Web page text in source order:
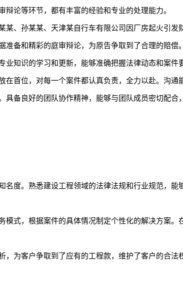
论等环节，都有丰富的经验和专业的处理能力。
某、孙某某、天津某自行车有限公司因厂房起火引发
准备和精彩的庭审辩论，为原告争取到了合理的赔偿
业知识的学习和更新，能够准确把握法律动态和案件
在首位，对每一个案件都认真负责，全力以赴。沟通
具备良好的团队协作精神，能够与团队成员密切配合
名度。熟悉建设工程领域的法律法规和行业规范，能
模式，根据案件的具体情况制定个性化的解决方案。
，为客户争取到了应有的工程款，维护了客户的合法